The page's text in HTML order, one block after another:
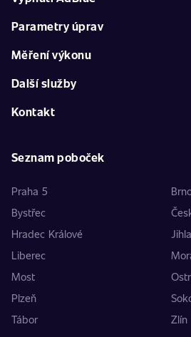
Parametry úprav
Měření výkonu
Další služby
Kontakt
Seznam poboček
Praha 5
Bystřec
Hradec Králové
Liberec
Most
Plzeň
Tábor
Zlín